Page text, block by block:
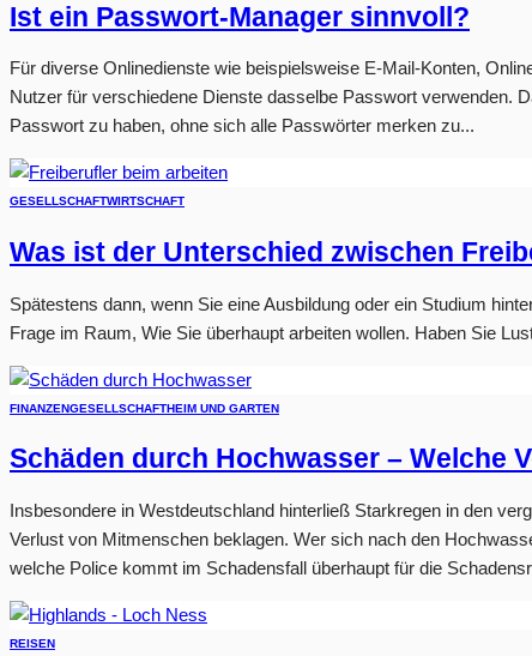
Ist ein Passwort-Manager sinnvoll?
Für diverse Onlinedienste wie beispielsweise E-Mail-Konten,
Nutzer für verschiedene Dienste dasselbe Passwort verwenden.
Passwort zu haben, ohne sich alle Passwörter merken zu...
GESELLSCHAFTWIRTSCHAFT
Was ist der Unterschied zwischen
Spätestens dann, wenn Sie eine Ausbildung oder ein Studium
Frage im Raum, Wie Sie überhaupt arbeiten wollen. Haben Sie
FINANZENGESELLSCHAFTHEIM UND GARTEN
Schäden durch Hochwasser – Welche
Insbesondere in Westdeutschland hinterließ Starkregen in den
Verlust von Mitmenschen beklagen. Wer sich nach den
welche Police kommt im Schadensfall überhaupt für die
REISEN